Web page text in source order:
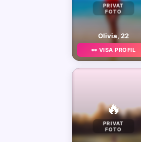
PRIVAT
FOTO
Olivia, 22
👀 VISA PROFIL
🔥
PRIVAT
FOTO